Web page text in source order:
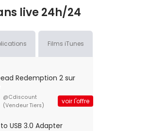
live 24h/24
Films iTunes
Redemption 2 sur
@Cdiscount
(Vendeur Tiers)
voir l'offre
to USB 3.0 Adapter